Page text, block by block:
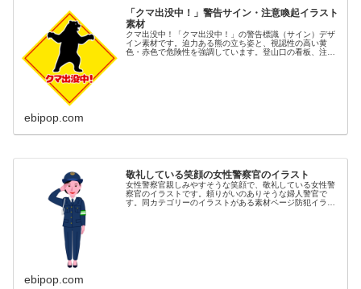
「クマ出没中！」警告サイン・注意喚起イラスト
素材
クマ出没中！「クマ出没中！」の警告標識（サイン）デザ
イン素材です。迫力ある熊の立ち姿と、視認性の高い黄
色・赤色で危険性を強調しています。登山口の看板、注意
ebipop.com
敬礼している笑顔の女性警察官のイラスト
女性警察官親しみやすそうな笑顔で、敬礼している女性警
察官のイラストです。頼りがいのありそうな婦人警官で
す。同カテゴリーのイラストがある素材ページ防犯イラス
ebipop.com